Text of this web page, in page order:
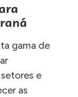
gama de
e
as